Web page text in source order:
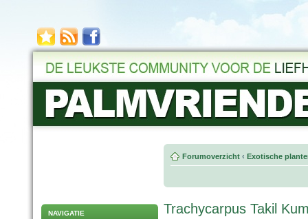
NAVIGATIE
Forumoverzicht ‹ Exotische
Trachycarpus Takil